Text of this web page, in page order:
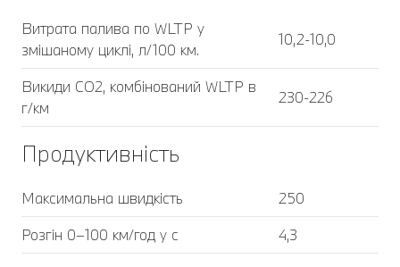
Витрата палива по WLTP у
змішаному циклі, л/100 км.
10,2-10,0
Викиди CO2, комбінований WLTP в
г/км
230-226
Продуктивність
Максимальна швидкість
250
Розгін 0–100 км/год у с
4,3